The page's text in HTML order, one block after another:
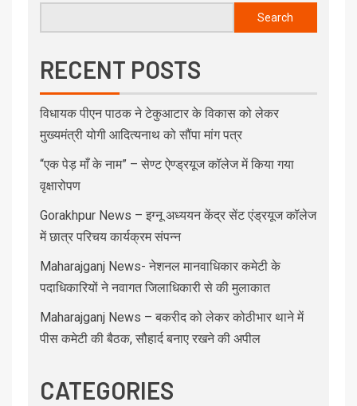
Search
RECENT POSTS
विधायक पीएन पाठक ने टेकुआटार के विकास को लेकर
मुख्यमंत्री योगी आदित्यनाथ को सौंपा मांग पत्र
“एक पेड़ माँ के नाम” – सेण्ट ऐण्ड्रयूज कॉलेज में किया गया
वृक्षारोपण
Gorakhpur News – इग्नू अध्ययन केंद्र सेंट एंड्रयूज कॉलेज
में छात्र परिचय कार्यक्रम संपन्न
Maharajganj News- नेशनल मानवाधिकार कमेटी के
पदाधिकारियों ने नवागत जिलाधिकारी से की मुलाकात
Maharajganj News – बकरीद को लेकर कोठीभार थाने में
पीस कमेटी की बैठक, सौहार्द बनाए रखने की अपील
CATEGORIES